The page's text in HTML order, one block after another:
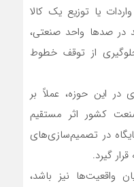
یا توزیع یک کالا
در صدها واحد صنعتی،
از توقف خطوط
در این حوزه، عملاً بر
کشور اثر مستقیم
در تصمیم‌سازی‌های
گیرد.
واقعیت‌ها نیز باشد،